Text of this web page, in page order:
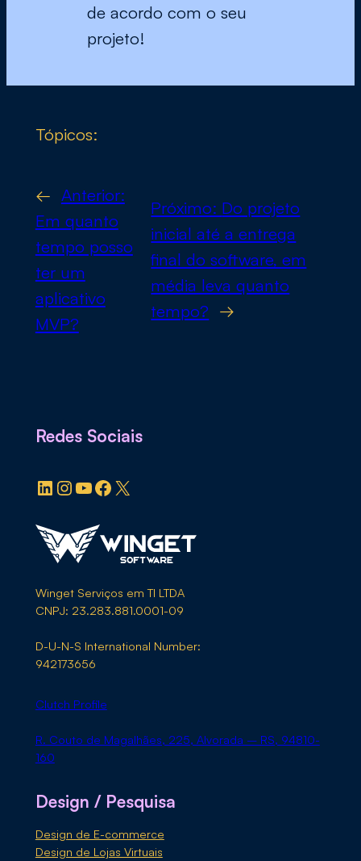
de acordo com o seu
projeto!
Tópicos:
← Anterior:
Em quanto
tempo posso
ter um
aplicativo
MVP?
Próximo: Do projeto
inicial até a entrega
final do software, em
média leva quanto
tempo? →
Redes Sociais
LinkedIn Instagram YouTube Facebook X
Winget Serviços em TI LTDA
CNPJ: 23.283.881.0001-09
D-U-N-S International Number:
942173656
Clutch Profile
R. Couto de Magalhães, 225, Alvorada – RS, 94810-
160
Design / Pesquisa
Design de E-commerce
Design de Lojas Virtuais